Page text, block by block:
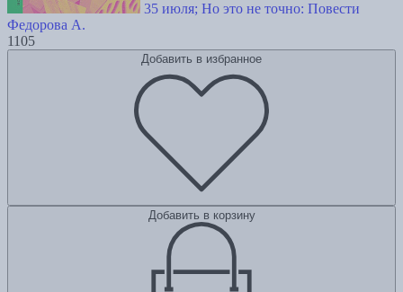
35 июля; Но это не точно: Повести
Федорова А.
1105
Добавить в избранное
Добавить в корзину